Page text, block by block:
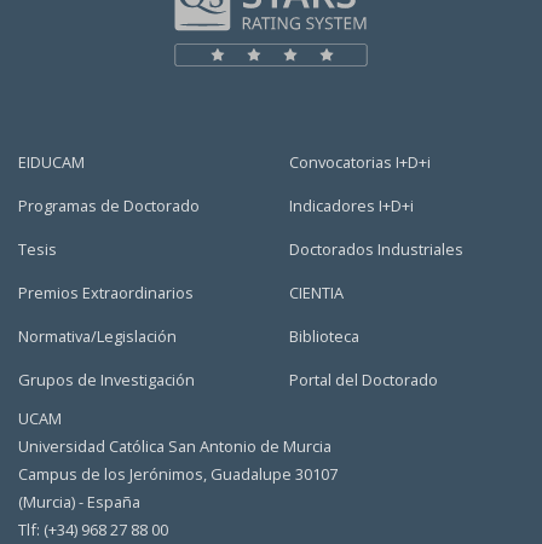
EIDUCAM
Programas de Doctorado
Tesis
Premios Extraordinarios
Normativa/Legislación
Grupos de Investigación
Convocatorias I+D+i
Indicadores I+D+i
Doctorados Industriales
CIENTIA
Biblioteca
Portal del Doctorado
UCAM
Universidad Católica San Antonio de Murcia
Campus de los Jerónimos, Guadalupe 30107
(Murcia) - España
Tlf: (+34) 968 27 88 00